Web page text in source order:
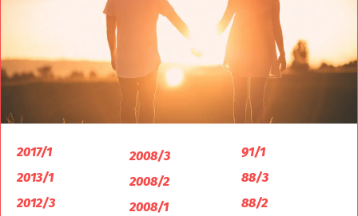
2017/1
2013/1
2012/3
2008/3
2008/2
2008/1
91/1
88/3
88/2